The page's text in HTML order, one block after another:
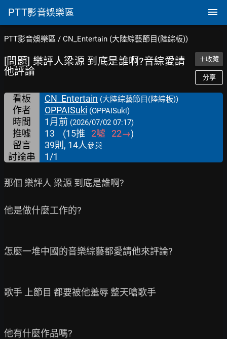
PTT影音娛樂區
PTT影音娛樂區 / CN_Entertain (大陸綜藝節目(陸綜板))
[問題] 樂評人梁源 到底是誰啊?音綜愛請
他評論
＋收藏
分享
看板 CN_Entertain (大陸綜藝節目(陸綜板))
作者 OPPAISuki (OPPAISuki)
時間 1月前 (2026/07/02 07:17)
推噓 13 (15推 2噓 22→)
留言
39則, 14人參與
討論串 1/1
那個 樂評人 梁源 到底是誰啊?
他是做什麼工作的?
怎麼一堆中國的音樂綜藝都愛請他來評論?
歌手 上節目 都要被他羞辱 整天嗆歌手
他有什麼作品嗎?